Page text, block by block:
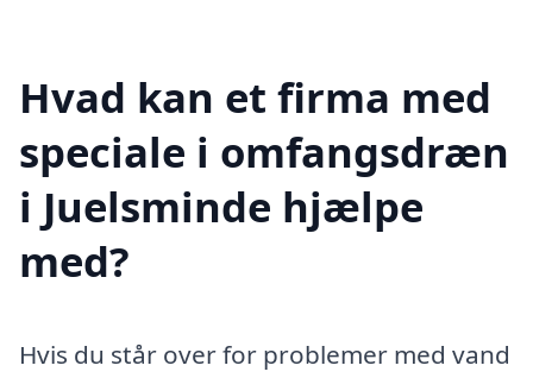
Hvad kan et firma med
speciale i omfangsdræn
i Juelsminde hjælpe
med?
Hvis du står over for problemer med vand